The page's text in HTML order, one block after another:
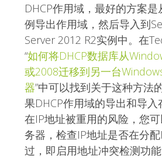
DHCP作用域，最好的方案
例导出作用域，然后导入到
Server 2012 R2实例中。在
“如何将DHCP数据库从
或2008迁移到另一台
器”中可以找到关于这种方法
果DHCP作用域的导出和导
在IP地址被重用的风险，您
务器，检查IP地址是否在分
过，即启用地址冲突检测功能